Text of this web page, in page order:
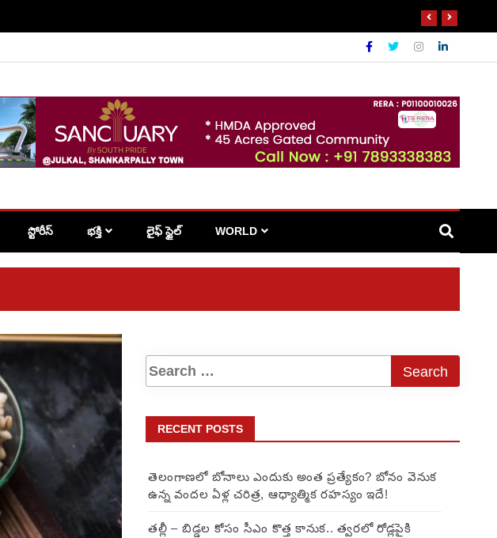
స్టోరీస్ భక్తి లైఫ్ స్టైల్ WORLD
RECENT POSTS
తెలంగాణలో బోనాలు ఎందుకు అంత ప్రత్యేకం? బోనం వెనుక
ఉన్న వందల ఏళ్ల చరిత్ర, ఆధ్యాత్మిక రహస్యం ఇదే!
తల్లీ – బిడ్డల కోసం సీఎం కొత్త కానుక.. త్వరలో రోడ్లపైకి